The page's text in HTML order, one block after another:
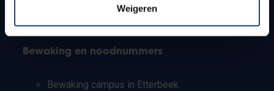
Weigeren
Bewaking en noodnummers
Bewaking campus in Etterbeek